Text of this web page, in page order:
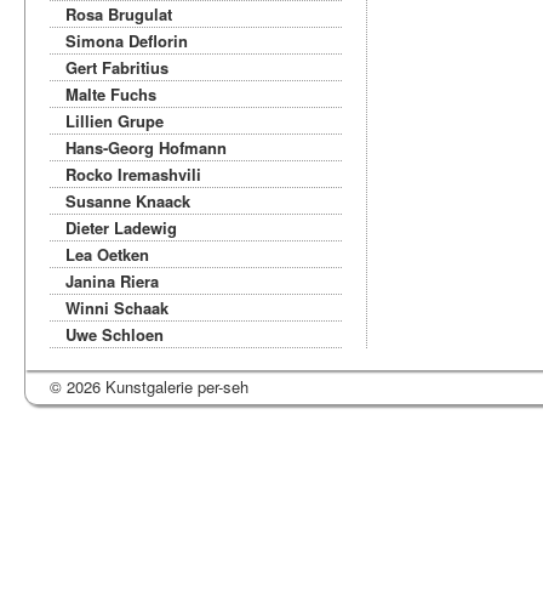
Rosa Brugulat
Simona Deflorin
Gert Fabritius
Malte Fuchs
Lillien Grupe
Hans-Georg Hofmann
Rocko Iremashvili
Susanne Knaack
Dieter Ladewig
Lea Oetken
Janina Riera
Winni Schaak
Uwe Schloen
© 2026 Kunstgalerie per-seh